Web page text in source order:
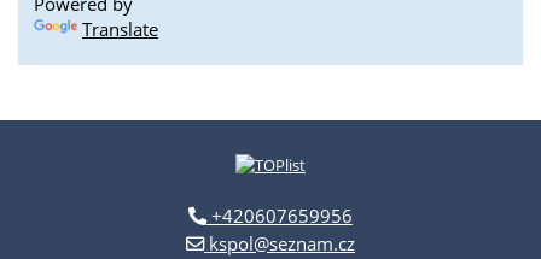
Translate
+420607659956
kspol@seznam.cz